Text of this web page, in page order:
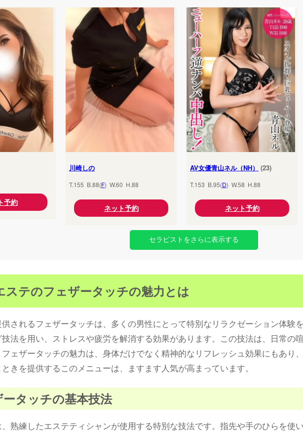
予約
川崎しの
T.155 B.88(F) W.60 H.88
ネット予約
AV女優青山ネル（NH） (23)
T.153 B.95(D) W.58 H.88
ネット予約
セラピストをさらに表示する
ステのフェザータッチの魅力とは
されるフェザータッチは、多くの男性にとって特別なリラクゼーション体験
法を用い、ストレスや疲労を解消する効果があります。この技法は、日常の
ェザータッチの魅力は、身体だけでなく精神的なリフレッシュ効果にもあり
きを提供するこのメニューは、ますます人気が高まっています。
タッチの基本技法
熟練したエステティシャンが使用する特別な技法です。指先や手のひらを使